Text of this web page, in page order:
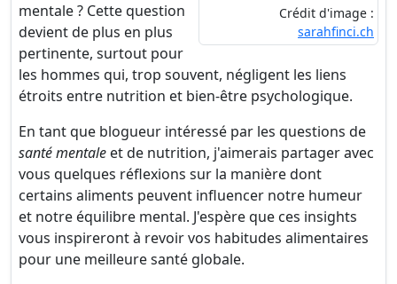
Crédit d'image :
sarahfinci.ch
mentale ? Cette question
devient de plus en plus
pertinente, surtout pour
les hommes qui, trop souvent, négligent les liens
étroits entre nutrition et bien-être psychologique.
En tant que blogueur intéressé par les questions de
santé mentale et de nutrition, j'aimerais partager avec
vous quelques réflexions sur la manière dont
certains aliments peuvent influencer notre humeur
et notre équilibre mental. J'espère que ces insights
vous inspireront à revoir vos habitudes alimentaires
pour une meilleure santé globale.